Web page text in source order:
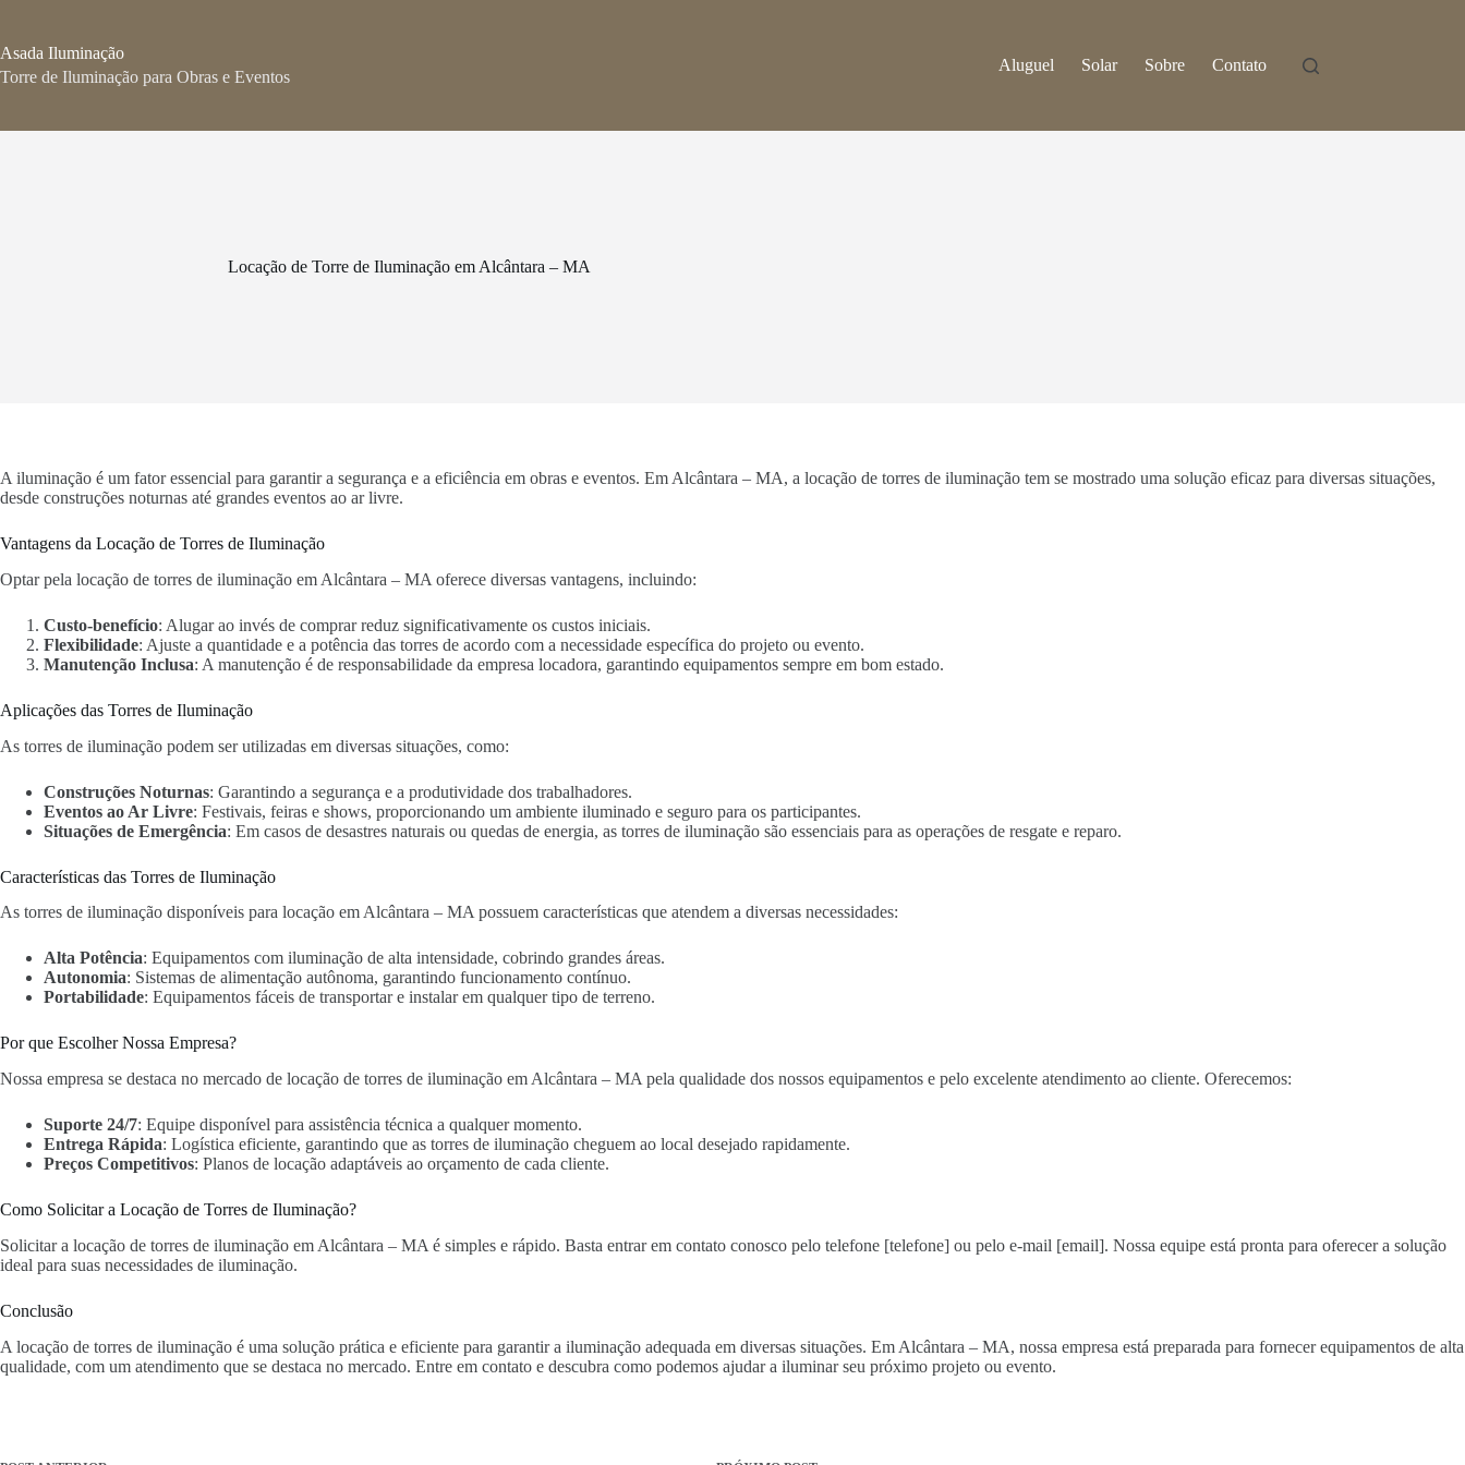
o
conteúdo
Asada Iluminação
Torre de Iluminação para Obras e Eventos
Aluguel Solar Sobre Contato
Locação de Torre de Iluminação em Alcântara – MA
A iluminação é um fator essencial para garantir a segurança e a eficiência em obras e eventos. Em Alcântara – MA, a locação de torres de iluminação tem se mostrado uma solução eficaz para diversas situações,
desde construções noturnas até grandes eventos ao ar livre.
Vantagens da Locação de Torres de Iluminação
Optar pela locação de torres de iluminação em Alcântara – MA oferece diversas vantagens, incluindo:
Custo-benefício: Alugar ao invés de comprar reduz significativamente os custos iniciais.
Flexibilidade: Ajuste a quantidade e a potência das torres de acordo com a necessidade específica do projeto ou evento.
Manutenção Inclusa: A manutenção é de responsabilidade da empresa locadora, garantindo equipamentos sempre em bom estado.
Aplicações das Torres de Iluminação
As torres de iluminação podem ser utilizadas em diversas situações, como:
Construções Noturnas: Garantindo a segurança e a produtividade dos trabalhadores.
Eventos ao Ar Livre: Festivais, feiras e shows, proporcionando um ambiente iluminado e seguro para os participantes.
Situações de Emergência: Em casos de desastres naturais ou quedas de energia, as torres de iluminação são essenciais para as operações de resgate e reparo.
Características das Torres de Iluminação
As torres de iluminação disponíveis para locação em Alcântara – MA possuem características que atendem a diversas necessidades:
Alta Potência: Equipamentos com iluminação de alta intensidade, cobrindo grandes áreas.
Autonomia: Sistemas de alimentação autônoma, garantindo funcionamento contínuo.
Portabilidade: Equipamentos fáceis de transportar e instalar em qualquer tipo de terreno.
Por que Escolher Nossa Empresa?
Nossa empresa se destaca no mercado de locação de torres de iluminação em Alcântara – MA pela qualidade dos nossos equipamentos e pelo excelente atendimento ao cliente. Oferecemos:
Suporte 24/7: Equipe disponível para assistência técnica a qualquer momento.
Entrega Rápida: Logística eficiente, garantindo que as torres de iluminação cheguem ao local desejado rapidamente.
Preços Competitivos: Planos de locação adaptáveis ao orçamento de cada cliente.
Como Solicitar a Locação de Torres de Iluminação?
Solicitar a locação de torres de iluminação em Alcântara – MA é simples e rápido. Basta entrar em contato conosco pelo telefone [telefone] ou pelo e-mail [email]. Nossa equipe está pronta para oferecer a solução
ideal para suas necessidades de iluminação.
Conclusão
A locação de torres de iluminação é uma solução prática e eficiente para garantir a iluminação adequada em diversas situações. Em Alcântara – MA, nossa empresa está preparada para fornecer equipamentos de alta
qualidade, com um atendimento que se destaca no mercado. Entre em contato e descubra como podemos ajudar a iluminar seu próximo projeto ou evento.